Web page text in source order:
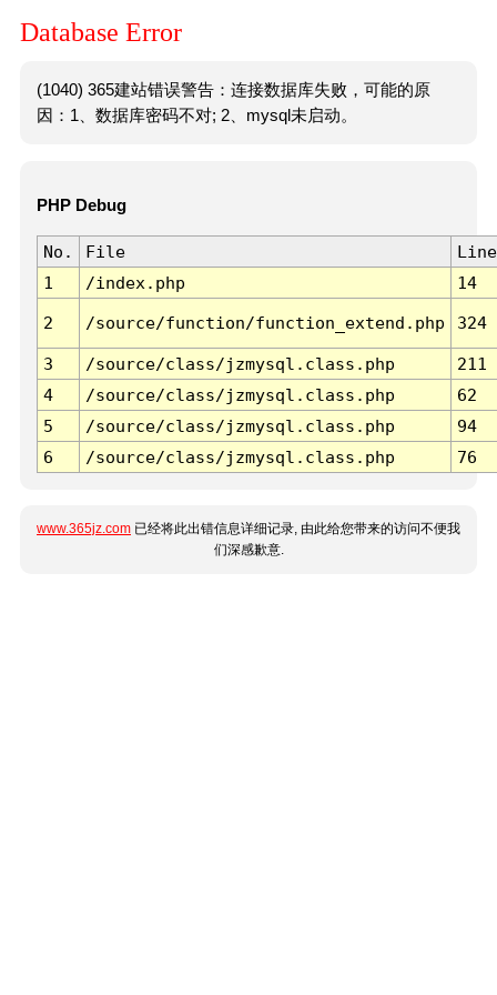
Database Error
(1040) 365建站错误警告：连接数据库失败，可能的原
因：1、数据库密码不对; 2、mysql未启动。
PHP Debug
No. File
Line
1
/index.php 14
2 /source/function/function_extend.php 324
3 /source/class/jzmysql.class.php
211
4
/source/class/jzmysql.class.php
62
5
/source/class/jzmysql.class.php
94
6
/source/class/jzmysql.class.php 76
www.365jz.com 已经将此出错信息详细记录, 由此给您带来的访问不便我
们深感歉意.